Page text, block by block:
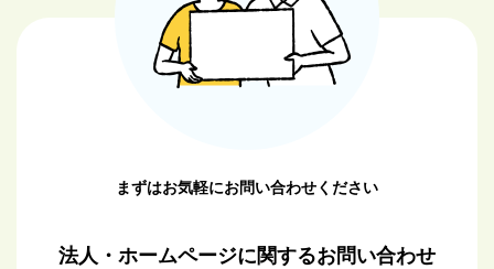
まずはお気軽にお問い合わせください
法人・ホームページに関するお問い合わせ